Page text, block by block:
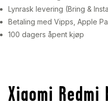
Lynrask levering (Bring &
Betaling med Vipps, Apple
100 dagers åpent kjøp
Xiaomi Redmi